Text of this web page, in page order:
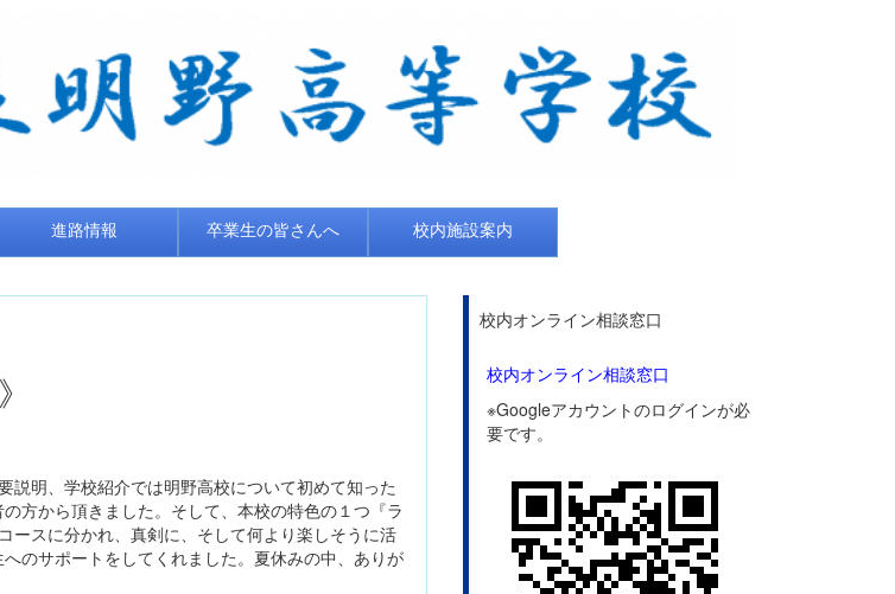
進路情報 卒業生の皆さんへ 校内施設案内
説明、学校紹介では明野高校について初めて知った
方から頂きました。そして、本校の特色の１つ『ラ
ースに分かれ、真剣に、そして何より楽しそうに活
のサポートをしてくれました。夏休みの中、ありが
校内オンライン相談窓口
校内オンライン相談窓口
※Googleアカウントのログインが必
要です。